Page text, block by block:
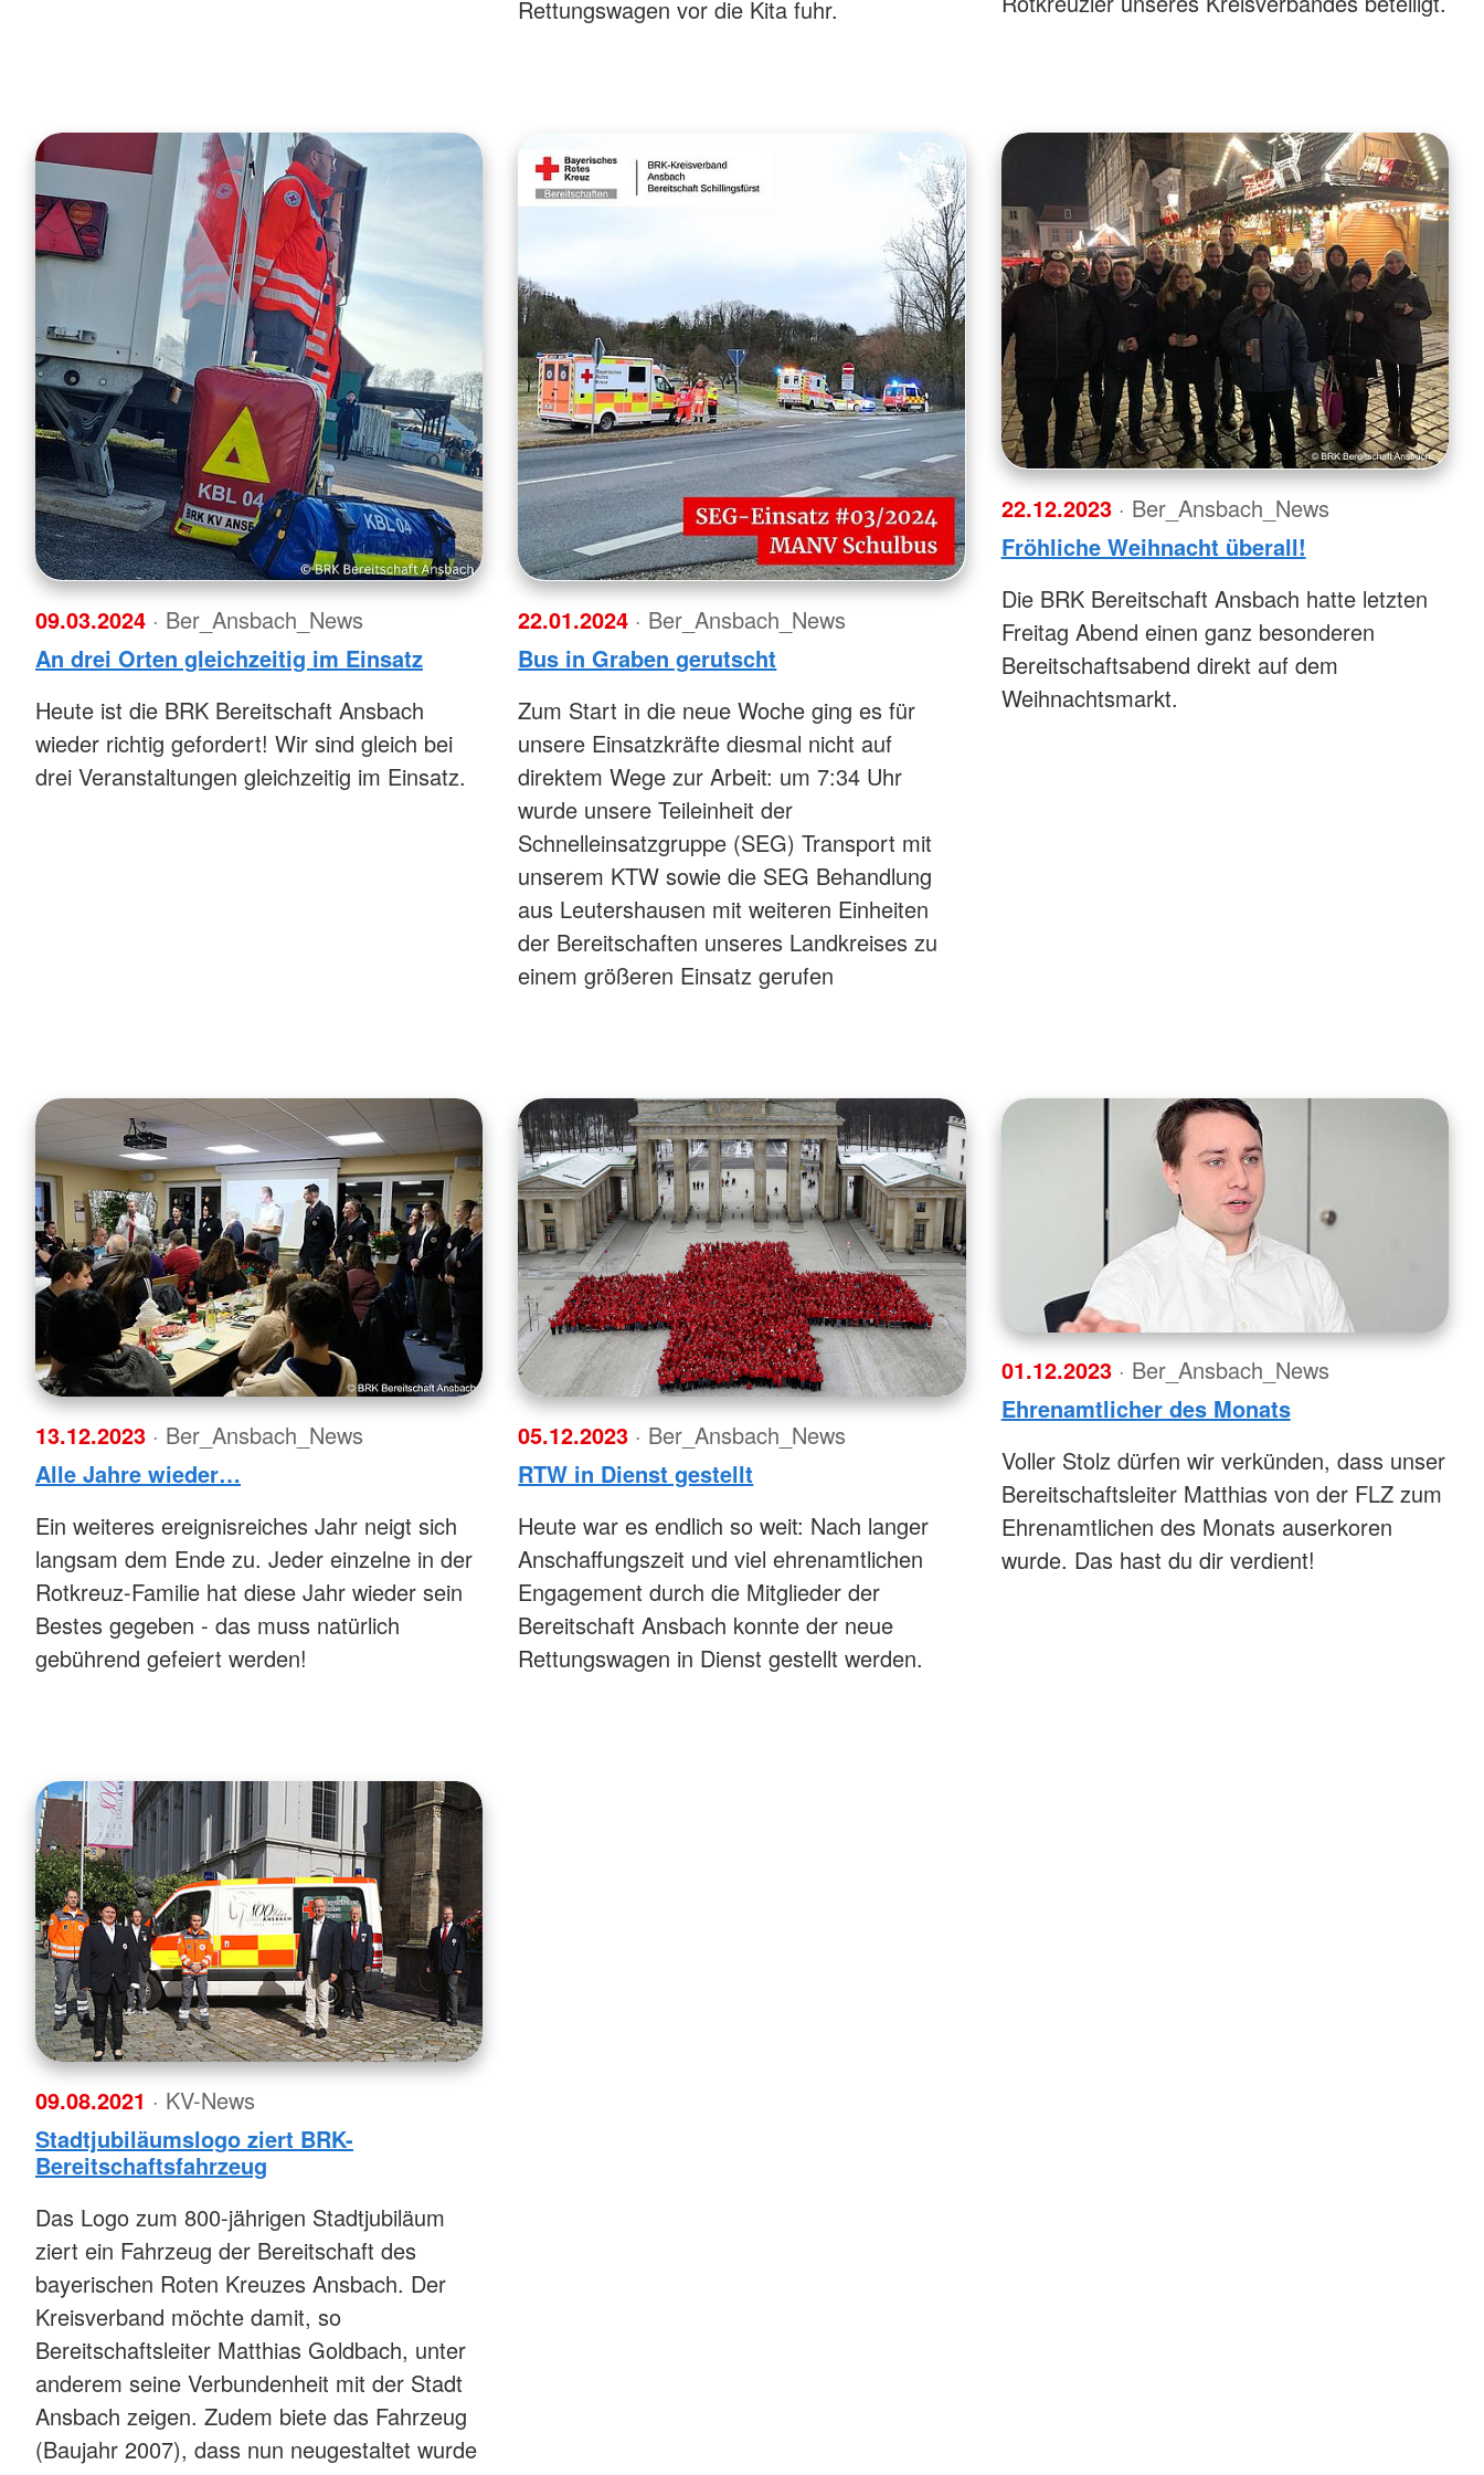
Rettungswagen vor die Kita fuhr.
09.03.2024 · Ber_Ansbach_News
An drei Orten gleichzeitig im Einsatz
Heute ist die BRK Bereitschaft Ansbach
wieder richtig gefordert! Wir sind gleich bei
drei Veranstaltungen gleichzeitig im Einsatz.
22.01.2024 · Ber_Ansbach_News
Bus in Graben gerutscht
Zum Start in die neue Woche ging es für
unsere Einsatzkräfte diesmal nicht auf
direktem Wege zur Arbeit: um 7:34 Uhr
wurde unsere Teileinheit der
Schnelleinsatzgruppe (SEG) Transport mit
unserem KTW sowie die SEG Behandlung
aus Leutershausen mit weiteren Einheiten
der Bereitschaften unseres Landkreises zu
einem größeren Einsatz gerufen
22.12.2023 · Ber_Ansbach_News
Fröhliche Weihnacht überall!
Die BRK Bereitschaft Ansbach hatte letzten
Freitag Abend einen ganz besonderen
Bereitschaftsabend direkt auf dem
Weihnachtsmarkt.
13.12.2023 · Ber_Ansbach_News
Alle Jahre wieder…
Ein weiteres ereignisreiches Jahr neigt sich
langsam dem Ende zu. Jeder einzelne in der
Rotkreuz-Familie hat diese Jahr wieder sein
Bestes gegeben - das muss natürlich
gebührend gefeiert werden!
05.12.2023 · Ber_Ansbach_News
RTW in Dienst gestellt
Heute war es endlich so weit: Nach langer
Anschaffungszeit und viel ehrenamtlichen
Engagement durch die Mitglieder der
Bereitschaft Ansbach konnte der neue
Rettungswagen in Dienst gestellt werden.
01.12.2023 · Ber_Ansbach_News
Ehrenamtlicher des Monats
Voller Stolz dürfen wir verkünden, dass unser
Bereitschaftsleiter Matthias von der FLZ zum
Ehrenamtlichen des Monats auserkoren
wurde. Das hast du dir verdient!
09.08.2021 · KV-News
Stadtjubiläumslogo ziert BRK-
Bereitschaftsfahrzeug
Das Logo zum 800-jährigen Stadtjubiläum
ziert ein Fahrzeug der Bereitschaft des
bayerischen Roten Kreuzes Ansbach. Der
Kreisverband möchte damit, so
Bereitschaftsleiter Matthias Goldbach, unter
anderem seine Verbundenheit mit der Stadt
Ansbach zeigen. Zudem biete das Fahrzeug
(Baujahr 2007), dass nun neugestaltet wurde